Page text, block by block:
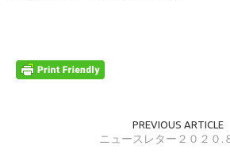
PREVIOUS ARTICLE
ニュースレター２０２０.